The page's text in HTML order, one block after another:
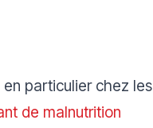
particulier chez les
de malnutrition